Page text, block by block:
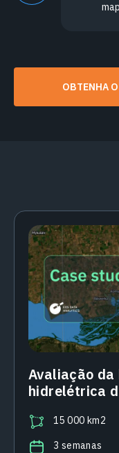
OBTENHA
Avaliação
hidrelétrica
15 000 km2
3 semanas